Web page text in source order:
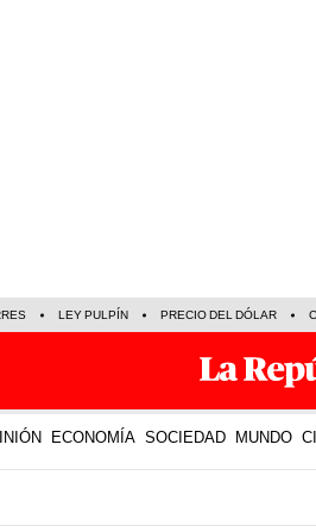
LEY PULPÍN PRECIO DEL DÓLAR
ECONOMÍA SOCIEDAD MUNDO